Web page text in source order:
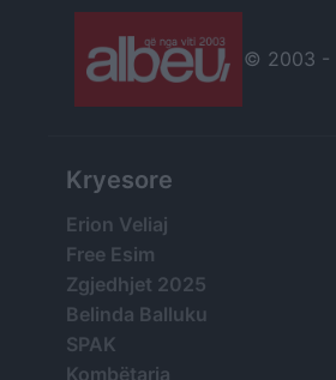
© 2003 -
Kryesore
Erion Veliaj
Free Esim
Zgjedhjet 2025
Belinda Balluku
SPAK
Kombëtarja